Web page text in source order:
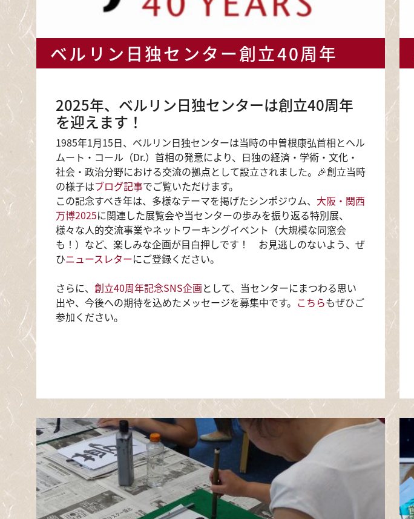
ベルリン日独センター創立40周年
2025年、ベルリン日独センターは創立40周年
を迎えます！
1985年1月15日、ベルリン日独センターは当時の中曽根康弘首相とヘル
ムート・コール（Dr.）首相の発意により、日独の経済・学術・文化・
社会・政治分野における交流の拠点として設立されました。🎉創立当時
の様子はブログ記事でご覧いただけます。
この記念すべき年は、多様なテーマを掲げたシンポジウム、 大阪・関西
万博2025に関連した展覧会や当センターの歩みを振り返る特別展、
様々な人的交流事業やネットワーキングイベント（大規模な同窓会
も！）など、楽しみな企画が目白押しです！ お見逃しのないよう、ぜ
ひニュースレターにご登録ください。
さらに、 創立40周年記念SNS企画として、当センターにまつわる思い
出や、今後への期待を込めたメッセージを募集中です。 こちらもぜひご
参加ください。